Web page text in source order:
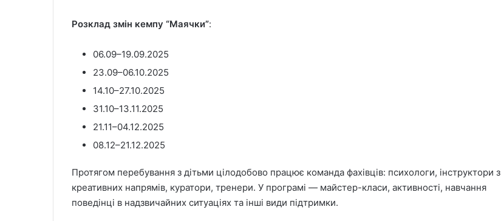
Розклад змін кемпу “Маячки”:
06.09–19.09.2025
23.09–06.10.2025
14.10–27.10.2025
31.10–13.11.2025
21.11–04.12.2025
08.12–21.12.2025
Протягом перебування з дітьми цілодобово працює команда фахівців: психологи, інструктори з
креативних напрямів, куратори, тренери. У програмі — майстер-класи, активності, навчання
поведінці в надзвичайних ситуаціях та інші види підтримки.